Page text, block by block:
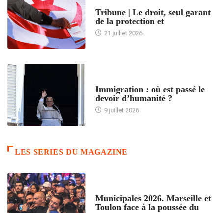
Tribune | Le droit, seul garant
de la protection et
21 juillet 2026
Immigration : où est passé le
devoir d’humanité ?
9 juillet 2026
LES SERIES DU MAGAZINE
Municipales 2026. Marseille et
Toulon face à la poussée du